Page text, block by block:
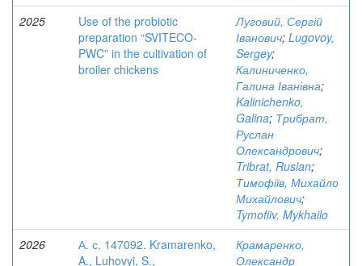
2025
Use of the probiotic
preparation “SVITECO-
PWC” in the cultivation of
broiler chickens
Луговий, Сергій
Іванович; Lugovoy,
Sergey;
Калиниченко,
Галина Іванівна;
Kalinichenko,
Galina; Трибрат,
Руслан
Олександрович;
Tribrat, Ruslan;
Тимофіїв, Михайло
Михайлович;
Tymofiiv, Mykhailo
2026
А. с. 147092. Kramarenko,
A., Luhovyi, S.,
Крамаренко,
Олександр